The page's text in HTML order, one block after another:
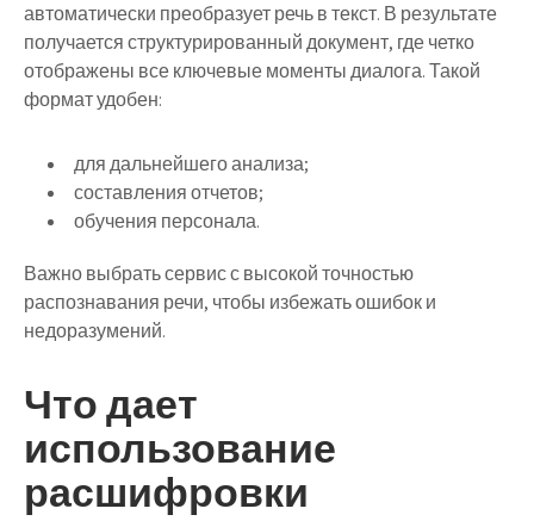
автоматически преобразует речь в текст. В результате
получается структурированный документ, где четко
отображены все ключевые моменты диалога. Такой
формат удобен:
для дальнейшего анализа;
составления отчетов;
обучения персонала.
Важно выбрать сервис с высокой точностью
распознавания речи, чтобы избежать ошибок и
недоразумений.
Что дает
использование
расшифровки